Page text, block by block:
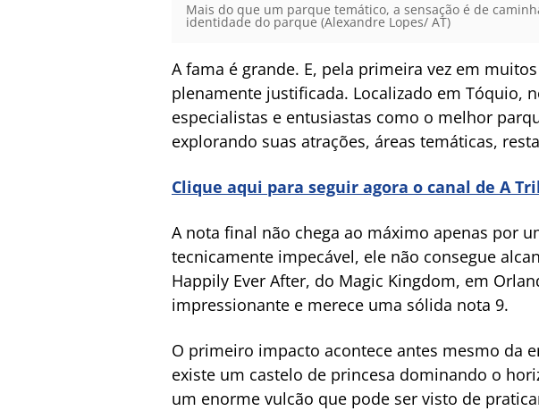
Mais do que um parque temático, a sensação é de
identidade do parque (Alexandre Lopes/ AT)
A fama é grande. E, pela primeira vez em
plenamente justificada. Localizado em Tóquio,
especialistas e entusiastas como o melhor
explorando suas atrações, áreas temáticas,
Clique aqui para seguir agora o canal de A
A nota final não chega ao máximo apenas por
tecnicamente impecável, ele não consegue
Happily Ever After, do Magic Kingdom, em
impressionante e merece uma sólida nota 9.
O primeiro impacto acontece antes mesmo da
existe um castelo de princesa dominando o
um enorme vulcão que pode ser visto de